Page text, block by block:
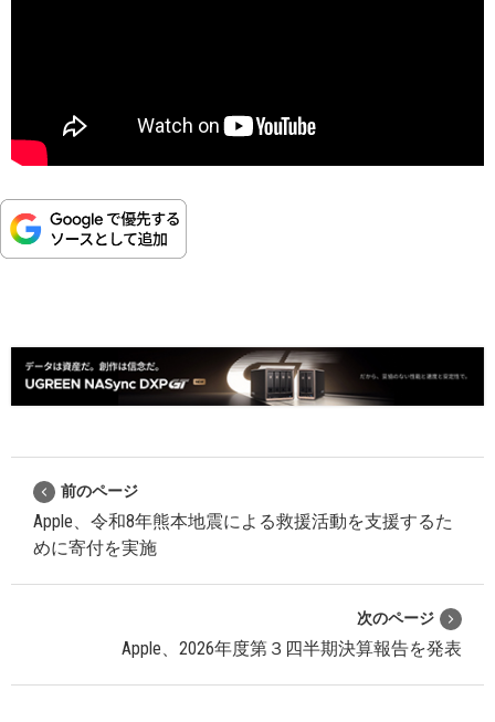
前のページ
Apple、令和8年熊本地震による救援活動を支援するた
めに寄付を実施
次のページ
Apple、2026年度第３四半期決算報告を発表